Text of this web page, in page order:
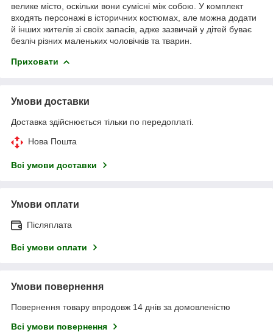
велике місто, оскільки вони сумісні між собою. У комплект
входять персонажі в історичних костюмах, але можна додати
й інших жителів зі своїх запасів, адже зазвичай у дітей буває
безліч різних маленьких чоловічків та тварин.
Приховати
Умови доставки
Доставка здійснюється тільки по передоплаті.
Нова Пошта
Всі умови доставки
Умови оплати
Післяплата
Всі умови оплати
Умови повернення
Повернення товару впродовж 14 днів за домовленістю
Всі умови повернення